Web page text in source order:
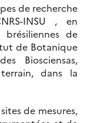
de recherche
INSU , en
de
de Botanique
Biosciensas,
dans la
de mesures,